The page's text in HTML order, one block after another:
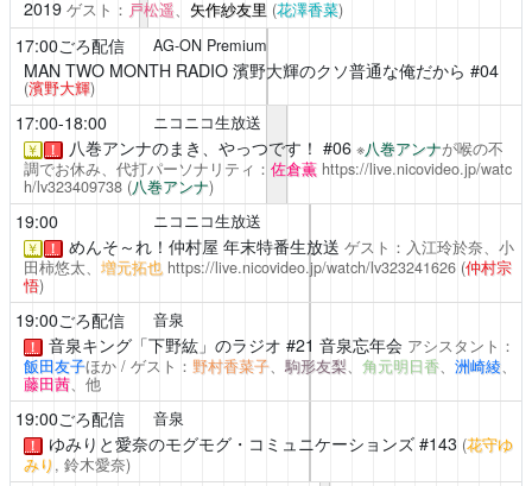
2019 ゲスト： 戸松遥、 矢作紗友里 (花澤香菜)
17:00ごろ配信 AG-ON Premium
MAN TWO MONTH RADIO 濱野大輝のクソ普通な俺だから #04
(濱野大輝)
17:00-18:00 ニコニコ生放送
￥ ！ 八巻アンナのまき、やっつです！ #06 ※八巻アンナが喉の不
調でお休み、代打パーソナリティ： 佐倉薫 https://live.nicovideo.jp/watc
h/lv323409738 (八巻アンナ)
19:00 ニコニコ生放送
￥ ！ めんそ～れ！仲村屋 年末特番生放送 ゲスト：入江玲於奈、小
田柿悠太、 増元拓也 https://live.nicovideo.jp/watch/lv323241626 (仲村宗
悟)
19:00ごろ配信 音泉
！ 音泉キング「下野紘」のラジオ #21 音泉忘年会 アシスタント：
飯田友子ほか / ゲスト： 野村香菜子、 駒形友梨、 角元明日香、 洲崎綾、
藤田茜、他
19:00ごろ配信 音泉
！ ゆみりと愛奈のモグモグ・コミュニケーションズ#143 (花守ゆ
みり , 鈴木愛奈)